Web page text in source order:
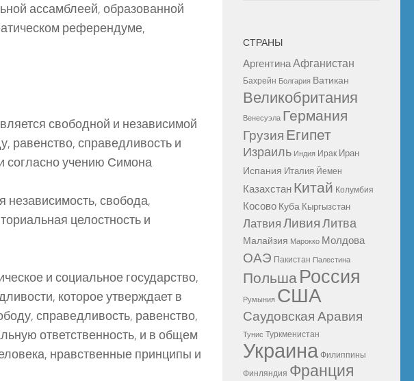
ассамблеей, образованной
референдуме,
свободной и независимой
равенство, справедливость и
согласно учению Симона
свобода,
целостность и
и социальное государство,
которое утверждает в
справедливость, равенство,
ответственность, и в общем
нравственные принципы и
СТРАНЫ
АргентинаАфганистан
Бахрейн Болгария Ватикан
Великобритания
Венесуэла Германия
Грузия Египет
Израиль Индия Ирак Иран
Испания Италия Йемен
Казахстан Китай Колумбия
Косово Куба Кыргызстан
Латвия ЛивияЛитва
Малайзия Марокко Молдова
ОАЭ Пакистан Палестина
Польша Россия
Румыния США
Саудовская Аравия
Тунис Туркменистан
Украина Филиппины
Финляндия Франция